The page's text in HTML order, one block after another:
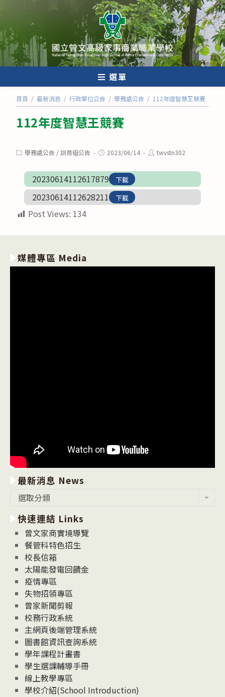
轉
至
主
要
內
選單
首頁 / 最新消息 / 行政單位公告 / 學務處公告 / 112年度智慧王競賽
112年度智慧王競賽
Post學務處公告 /訓育組公告
Post2023/06/14
Posttwvstn302
20230614112617879 下載
20230614112628211 下載
Post Views: 134
媒體專區 Media
最新消息 News
消
息
News
選取分類
快速連結 Links
曾文家商實境導覽
餐管科特色招生
校長信箱
太陽能發電回饋金
疫情專區
失物招領專區
曾家新聞剪報
校務行政系統
主網頁後端管理系統
圖書館資訊查詢系統
學年課程計畫書
學生選課輔導手冊
線上教學專區
學校介紹(School Introduction)